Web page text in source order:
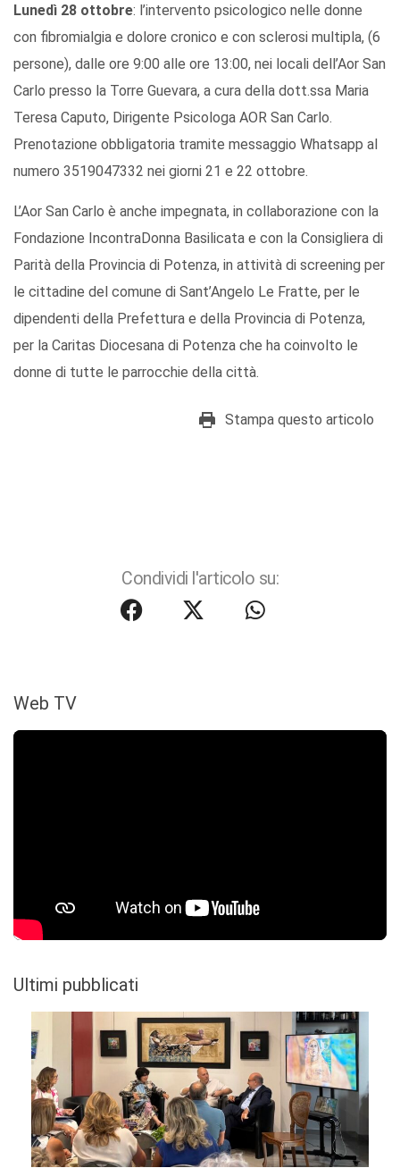
Lunedì 28 ottobre: l’intervento psicologico nelle donne
con fibromialgia e dolore cronico e con sclerosi multipla, (6
persone), dalle ore 9:00 alle ore 13:00, nei locali dell’Aor San
Carlo presso la Torre Guevara, a cura della dott.ssa Maria
Teresa Caputo, Dirigente Psicologa AOR San Carlo.
Prenotazione obbligatoria tramite messaggio Whatsapp al
numero 3519047332 nei giorni 21 e 22 ottobre.
L’Aor San Carlo è anche impegnata, in collaborazione con la
Fondazione IncontraDonna Basilicata e con la Consigliera di
Parità della Provincia di Potenza, in attività di screening per
le cittadine del comune di Sant’Angelo Le Fratte, per le
dipendenti della Prefettura e della Provincia di Potenza,
per la Caritas Diocesana di Potenza che ha coinvolto le
donne di tutte le parrocchie della città.
Stampa questo articolo
Condividi l'articolo su:
Web TV
Ultimi pubblicati